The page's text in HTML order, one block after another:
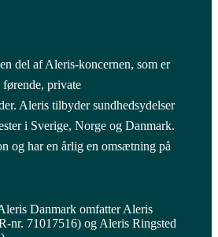
del af Aleris-koncernen, som er
private
Aleris tilbyder sundhedsydelser
i Sverige, Norge og Danmark.
og har en årlig en omsætning på
Danmark omfatter Aleris
nr. 71017516) og Aleris Ringsted